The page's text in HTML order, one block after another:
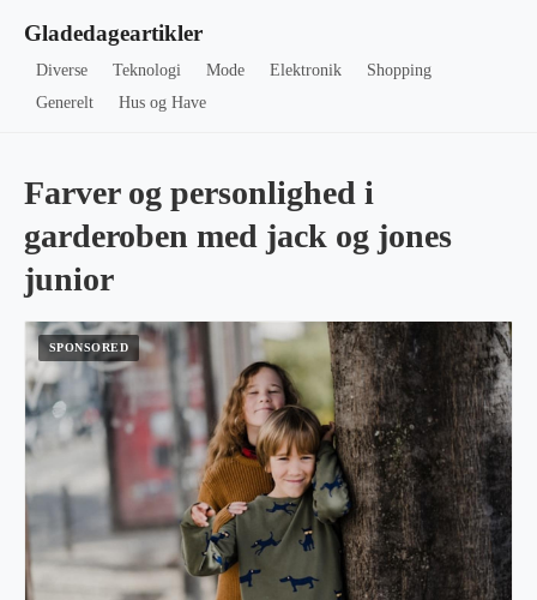
Gladedageartikler
Diverse Teknologi Mode Elektronik
Shopping
Generelt
Hus og Have
Farver og personlighed i
garderoben med jack og jones
junior